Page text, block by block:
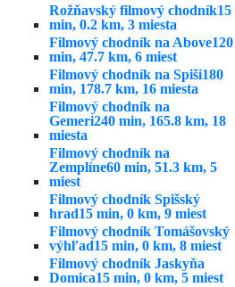
Rožňavský filmový chodník15
min, 0.2 km, 3 miesta
Filmový chodník na Above120
min, 47.7 km, 6 miest
Filmový chodník na Spiši180
min, 178.7 km, 16 miesta
Filmový chodník na
Gemeri240 min, 165.8 km, 18
miesta
Filmový chodník na
Zemplíne60 min, 51.3 km, 5
miest
Filmový chodník Spišský
hrad15 min, 0 km, 9 miest
Filmový chodník Tomášovský
výhľad15 min, 0 km, 8 miest
Filmový chodník Jaskyňa
Domica15 min, 0 km, 5 miest